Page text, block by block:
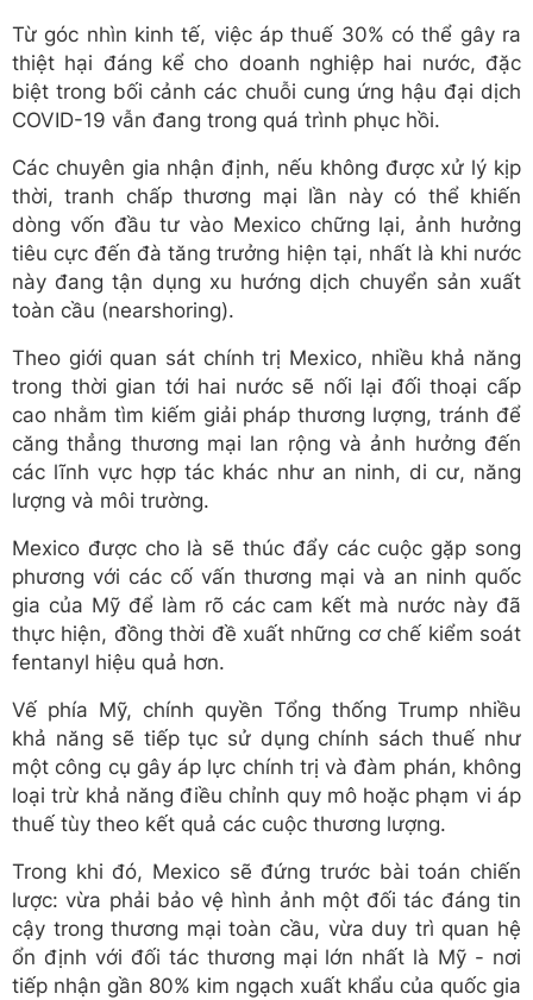
Từ góc nhìn kinh tế, việc áp thuế 30% có thể gây ra
thiệt hại đáng kể cho doanh nghiệp hai nước, đặc
biệt trong bối cảnh các chuỗi cung ứng hậu đại dịch
COVID-19 vẫn đang trong quá trình phục hồi.
Các chuyên gia nhận định, nếu không được xử lý kịp
thời, tranh chấp thương mại lần này có thể khiến
dòng vốn đầu tư vào Mexico chững lại, ảnh hưởng
tiêu cực đến đà tăng trưởng hiện tại, nhất là khi nước
này đang tận dụng xu hướng dịch chuyển sản xuất
toàn cầu (nearshoring).
Theo giới quan sát chính trị Mexico, nhiều khả năng
trong thời gian tới hai nước sẽ nối lại đối thoại cấp
cao nhằm tìm kiếm giải pháp thương lượng, tránh để
căng thẳng thương mại lan rộng và ảnh hưởng đến
các lĩnh vực hợp tác khác như an ninh, di cư, năng
lượng và môi trường.
Mexico được cho là sẽ thúc đẩy các cuộc gặp song
phương với các cố vấn thương mại và an ninh quốc
gia của Mỹ để làm rõ các cam kết mà nước này đã
thực hiện, đồng thời đề xuất những cơ chế kiểm soát
fentanyl hiệu quả hơn.
Vế phía Mỹ, chính quyền Tổng thống Trump nhiều
khả năng sẽ tiếp tục sử dụng chính sách thuế như
một công cụ gây áp lực chính trị và đàm phán, không
loại trừ khả năng điều chỉnh quy mô hoặc phạm vi áp
thuế tùy theo kết quả các cuộc thương lượng.
Trong khi đó, Mexico sẽ đứng trước bài toán chiến
lược: vừa phải bảo vệ hình ảnh một đối tác đáng tin
cậy trong thương mại toàn cầu, vừa duy trì quan hệ
ổn định với đối tác thương mại lớn nhất là Mỹ - nơi
tiếp nhận gần 80% kim ngạch xuất khẩu của quốc gia